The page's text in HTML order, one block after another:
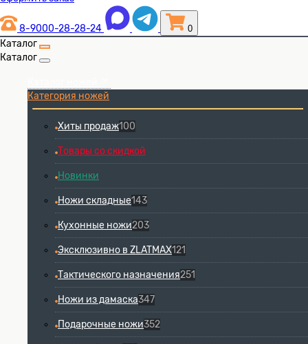
8-9000-28-28-24 0
Каталог
Каталог
Категория ножей
Хиты продаж100
Товары со скидкой
Новинки
Ножи складные143
Кухонные ножи203
Эксклюзивно в ZLATMAX121
Тактического назначения251
Ножи из дамаска347
Подарочные ножи352